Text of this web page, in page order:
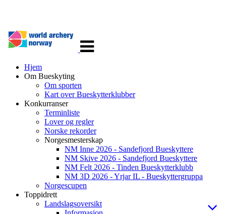
navigasjon
Hjem
Om Bueskyting
Om sporten
Kart over Bueskytterklubber
Konkurranser
Terminliste
Lover og regler
Norske rekorder
Norgesmesterskap
NM Inne 2026 - Sandefjord Bueskyttere
NM Skive 2026 - Sandefjord Bueskyttere
NM Felt 2026 - Tinden Bueskytterklubb
NM 3D 2026 - Yrjar IL - Bueskyttergruppa
Norgescupen
Toppidrett
Landslagsoversikt